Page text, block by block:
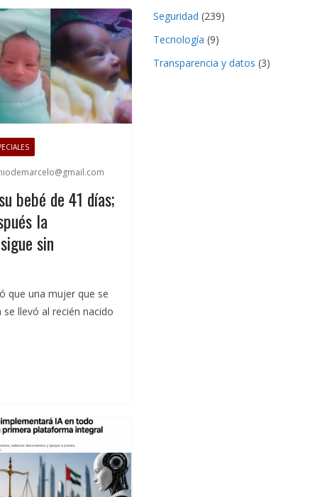
bebé de 41 días;
la
sin
que una mujer que se
llevó al recién nacido
Seguridad (239)
Tecnología (9)
Transparencia y datos (3)